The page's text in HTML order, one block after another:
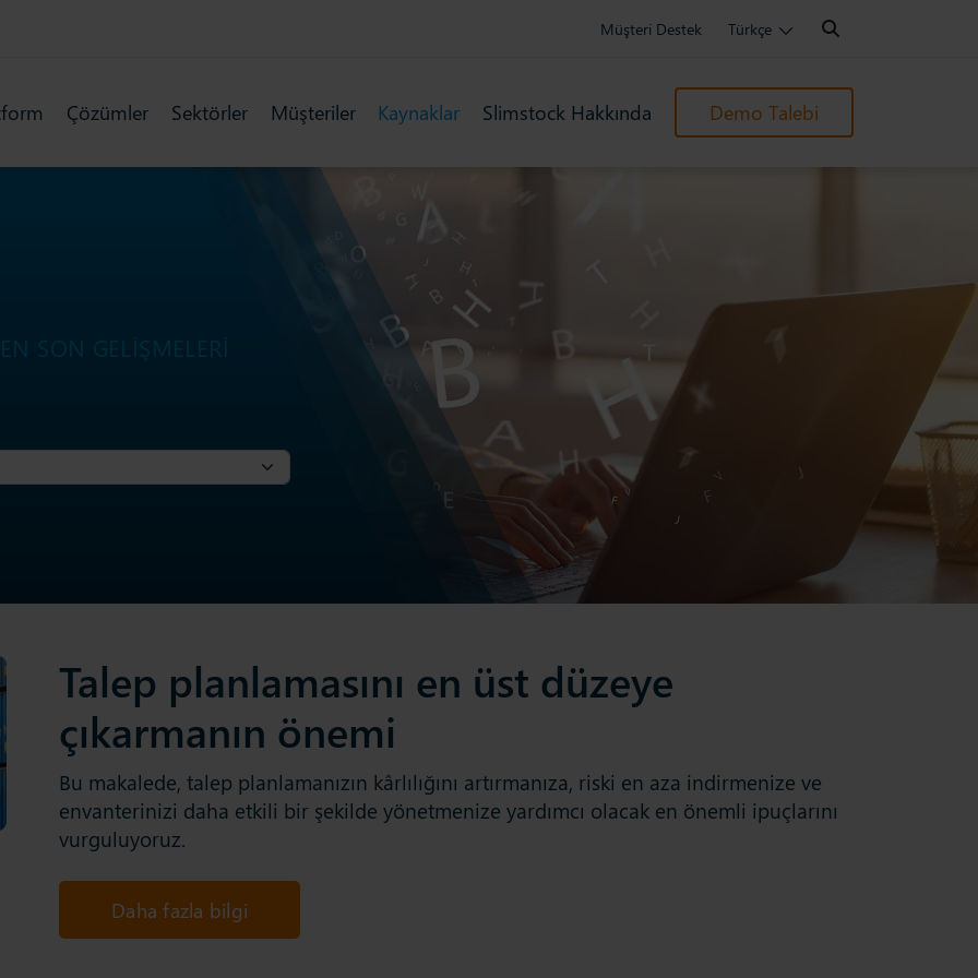
Müşteri Destek Türkçe
Search:
Çözümler Sektörler Müşteriler Kaynaklar Slimstock Hakkında Demo Talebi
SON GELIŞMELERI
Talep planlamasını en üst düzeye
çıkarmanın önemi
Bu makalede, talep planlamanızın kârlılığını artırmanıza, riski en aza indirmenize ve
envanterinizi daha etkili bir şekilde yönetmenize yardımcı olacak en önemli ipuçlarını
vurguluyoruz.
Daha fazla bilgi